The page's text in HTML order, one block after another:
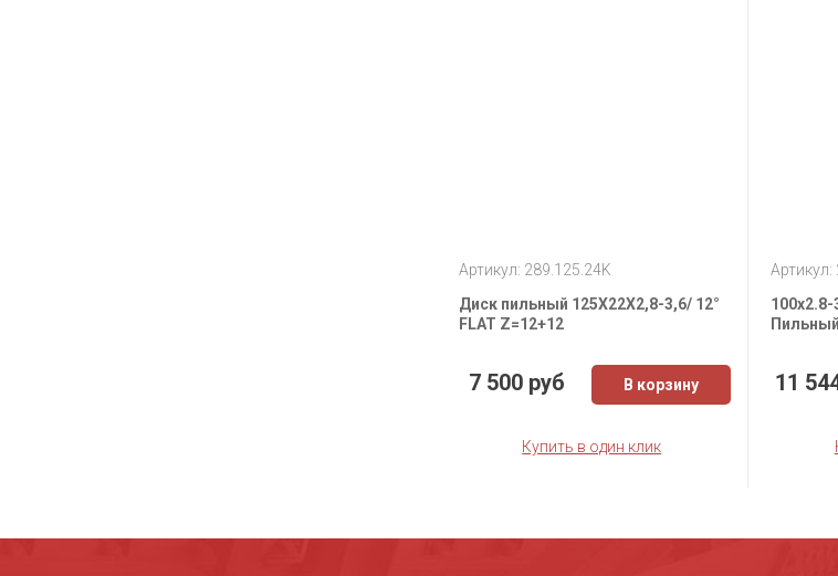
Артикул: 289.125.24K
Диск пильный 125X22X2,8-3,6/ 12°
FLAT Z=12+12
7 500 руб В корзину
Купить в один клик
Артикул:
100x2.8-
11